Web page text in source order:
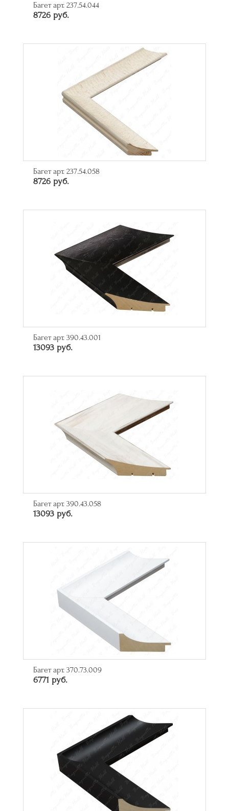
Багет арт. 237.54.044
8726 руб.
Багет арт. 237.54.058
8726 руб.
Багет арт. 390.43.001
13093 руб.
Багет арт. 390.43.058
13093 руб.
Багет арт. 370.73.009
6771 руб.